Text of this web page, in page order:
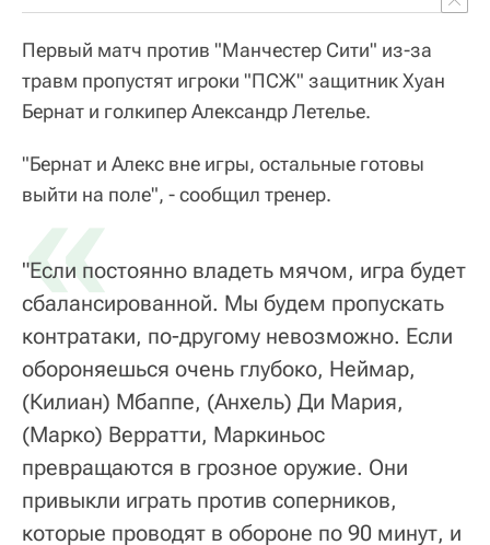
Первый матч против "Манчестер Сити" из-за
травм пропустят игроки "ПСЖ" защитник Хуан
Бернат и голкипер Александр Летелье.
"Бернат и Алекс вне игры, остальные готовы
выйти на поле", - сообщил тренер.
«
"Если постоянно владеть мячом, игра будет
сбалансированной. Мы будем пропускать
контратаки, по-другому невозможно. Если
обороняешься очень глубоко, Неймар,
(Килиан) Мбаппе, (Анхель) Ди Мария,
(Марко) Верратти, Маркиньос
превращаются в грозное оружие. Они
привыкли играть против соперников,
которые проводят в обороне по 90 минут, и